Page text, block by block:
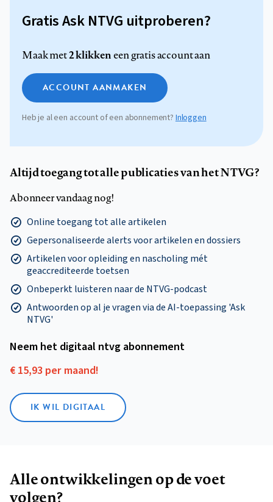
Gratis Ask NTVG uitproberen?
Maak met2 klikkeneen gratis account aan
ACCOUNT AANMAKEN
Heb je al een account of een abonnement?Inloggen
Altijd toegang tot alle publicaties van het NTVG?
Abonneer vandaag nog!
Online toegang tot alle artikelen
Gepersonaliseerde alerts voor artikelen en dossiers
Artikelen voor opleiding en nascholing mét
geaccrediteerde toetsen
Onbeperkt luisteren naar de NTVG-podcast
Antwoorden op al je vragen via de AI-toepassing 'Ask
NTVG'
Neem het digitaal ntvg abonnement
€ 15,93 per maand!
IK WIL DIGITAAL
Alle ontwikkelingen op de voet
volgen?